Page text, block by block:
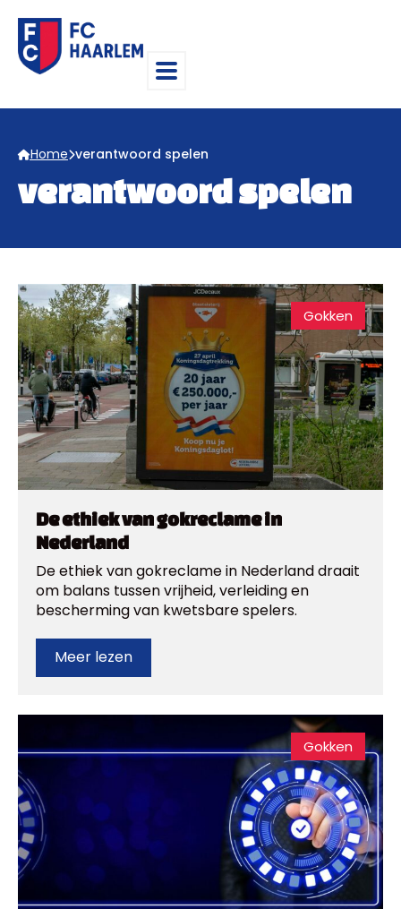
Home verantwoord spelen
verantwoord spelen
Gokken
De ethiek van gokreclame in
Nederland
De ethiek van gokreclame in Nederland draait
om balans tussen vrijheid, verleiding en
bescherming van kwetsbare spelers.
Meer lezen
Gokken